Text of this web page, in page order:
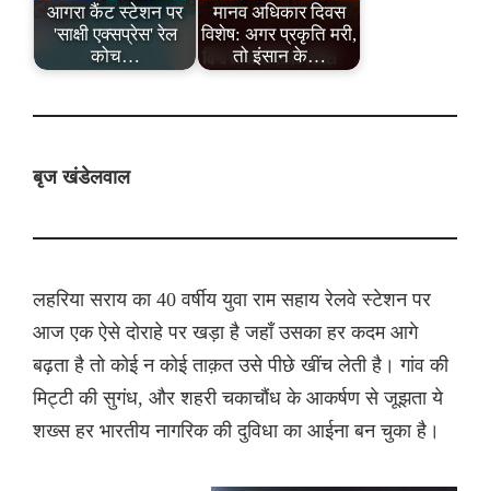
आगरा कैंट स्टेशन पर
'साक्षी एक्सप्रेस' रेल
कोच…
मानव अधिकार दिवस
विशेष: अगर प्रकृति मरी,
तो इंसान के…
बृज खंडेलवाल
लहरिया सराय का 40 वर्षीय युवा राम सहाय रेलवे स्टेशन पर
आज एक ऐसे दोराहे पर खड़ा है जहाँ उसका हर कदम आगे
बढ़ता है तो कोई न कोई ताक़त उसे पीछे खींच लेती है। गांव की
मिट्टी की सुगंध, और शहरी चकाचौंध के आकर्षण से जूझता ये
शख्स हर भारतीय नागरिक की दुविधा का आईना बन चुका है।